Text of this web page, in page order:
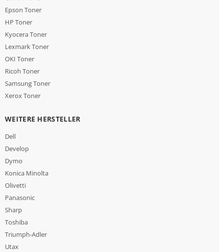
Epson Toner
HP Toner
Kyocera Toner
Lexmark Toner
OKI Toner
Ricoh Toner
Samsung Toner
Xerox Toner
WEITERE HERSTELLER
Dell
Develop
Dymo
Konica Minolta
Olivetti
Panasonic
Sharp
Toshiba
Triumph-Adler
Utax